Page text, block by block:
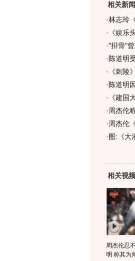
相关新闻
·林志玲
· 《娱乐
·"排骨"
· 陈道明
· 《刺陵
· 陈道明
· 《建国
· 周杰伦
· 周杰伦
· 图:《大
相关视
周杰伦忍
明 称其为